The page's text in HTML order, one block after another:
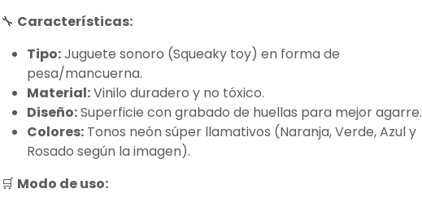
🔧 Características:
Tipo:Juguete sonoro (Squeaky toy) en forma de
pesa/mancuerna.
Material:Vinilo duradero y no tóxico.
Diseño:Superficie con grabado de huellas para mejor agarre.
Colores:Tonos neón súper llamativos (Naranja, Verde, Azul y
Rosado según la imagen).
🛒 Modo de uso: